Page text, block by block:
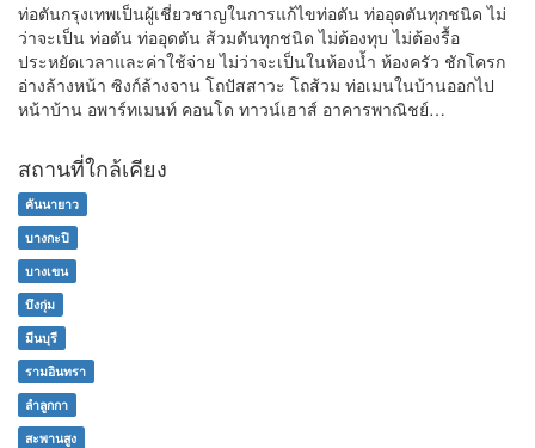
ท่อตันกรุงเทพเป็นผู้เชี่ยวชาญในการแก้ไขท่อตัน ท่ออุดตันทุกชนิด ไม่
ว่าจะเป็น ท่อตัน ท่ออุดตัน ส้วมตันทุกชนิด ไม่ต้องทุบ ไม่ต้องรื้อ
ประหยัดเวลาและค่าใช้จ่าย ไม่ว่าจะเป็นในห้องน้ำ ห้องครัว ชักโครก
อ่างล้างหน้า ซิงก์ล้างจาน โถปัสสาวะ โถส้วม ท่อเมนในบ้านออกไป
หน้าบ้าน อพาร์ทเมนท์ คอนโด ทาวน์เฮาส์ อาคารพาณิชย์…
สถานที่ใกล้เคียง
คันนายาว
บางกะปิ
บางเขน
บึงกุ่ม
มีนบุรี
รามอินทรา
ลำลูกกา
สะพานสูง